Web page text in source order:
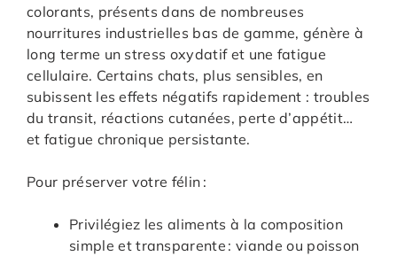
colorants, présents dans de nombreuses
nourritures industrielles bas de gamme, génère à
long terme un stress oxydatif et une fatigue
cellulaire. Certains chats, plus sensibles, en
subissent les effets négatifs rapidement : troubles
du transit, réactions cutanées, perte d’appétit…
et fatigue chronique persistante.
Pour préserver votre félin :
Privilégiez les aliments à la composition
simple et transparente : viande ou poisson